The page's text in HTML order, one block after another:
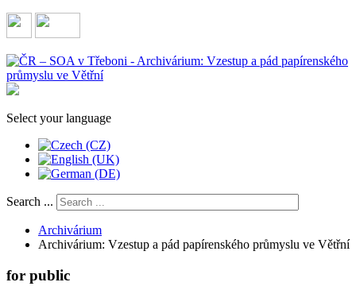
Select your language
Search ...
Archivárium
Archivárium: Vzestup a pád papírenského průmyslu ve Větřní
for public